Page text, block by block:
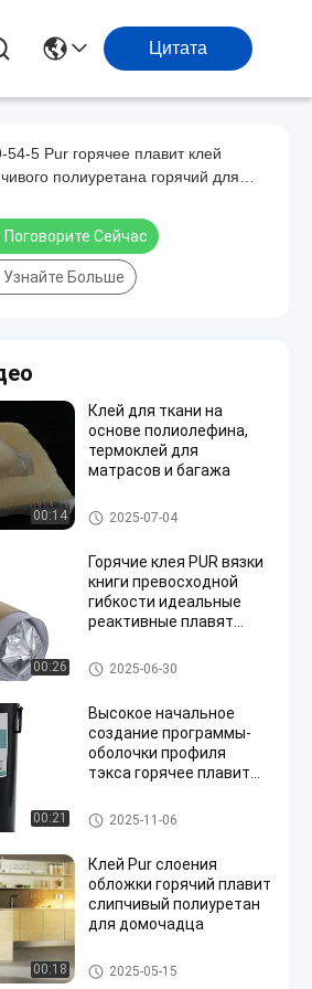
Цитата
54-5 Pur горячее плавит клей
полиуретана горячий для
Поговорите Сейчас
Узнайте Больше
00:14
Клей для ткани на
основе полиолефина,
термоклей для
матрасов и багажа
PUR горячие плавят клей
2025-07-04
00:26
Горячие клея PUR вязки
книги превосходной
гибкости идеальные
реактивные плавят
PUR горячие плавят клей
2025-06-30
00:21
Высокое начальное
создание программы-
оболочки профиля
тэкса горячее плавит
слоения Pvc Mdf
Woodworking горячий плави
т прилипатель
2025-11-06
00:18
Клей Pur слоения
обложки горячий плавит
слипчивый полиуретан
для домочадца
PUR горячие плавят клей
2025-05-15